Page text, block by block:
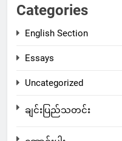
Categories
English Section
Essays
Uncategorized
ချင်းပြည်သတင်း